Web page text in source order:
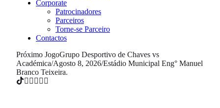
Corporate
Patrocinadores
Parceiros
Torne-se Parceiro
Contactos
Próximo JogoGrupo Desportivo de Chaves vs
Académica/Agosto 8, 2026/Estádio Municipal Eng° Manuel
Branco Teixeira.